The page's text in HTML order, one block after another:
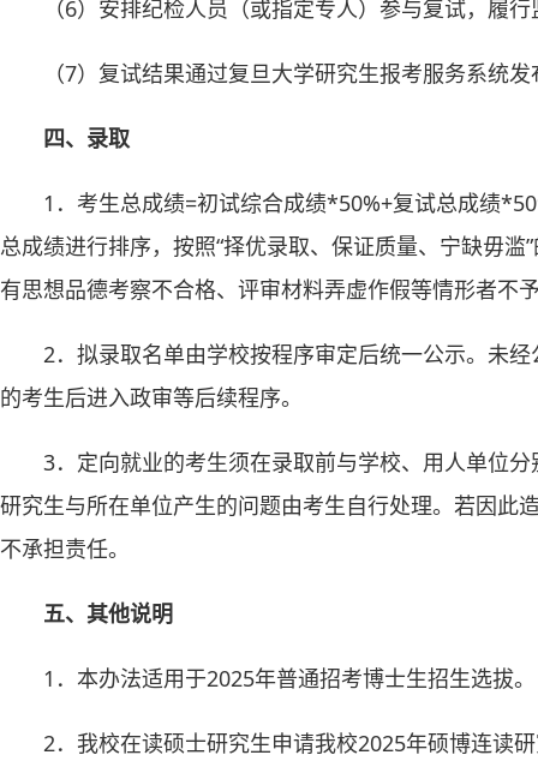
（6）安排纪检人员（或指定专人）参与复试，履
（7）复试结果通过复旦大学研究生报考服务系统发
四、录取
1．考生总成绩=初试综合成绩*50%+复试总成绩
总成绩进行排序，按照“择优录取、保证质量、宁缺毋
有思想品德考察不合格、评审材料弄虚作假等情形者不
2．拟录取名单由学校按程序审定后统一公示。未
的考生后进入政审等后续程序。
3．定向就业的考生须在录取前与学校、用人单位
研究生与所在单位产生的问题由考生自行处理。若因此
不承担责任。
五、其他说明
1．本办法适用于2025年普通招考博士生招生选拔。
2．我校在读硕士研究生申请我校2025年硕博连读